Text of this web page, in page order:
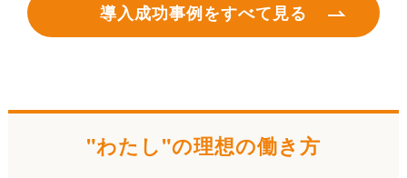
導入成功事例をすべて見る
"わたし"の理想の働き方